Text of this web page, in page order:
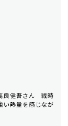
良健吾さん 戦時
い熱量を感じなが